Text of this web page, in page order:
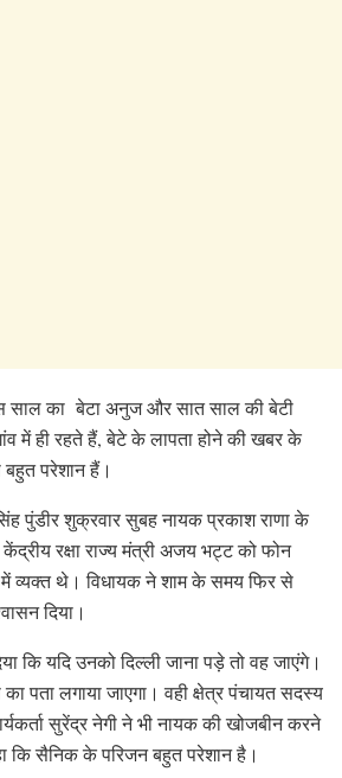
साल का बेटा अनुज और सात साल की बेटी
में ही रहते हैं, बेटे के लापता होने की खबर के
बहुत परेशान हैं।
पुंडीर शुक्रवार सुबह नायक प्रकाश राणा के
रक्षा राज्य मंत्री अजय भट्ट को फोन
में व्यक्त थे। विधायक ने शाम के समय फिर से
दिया।
कि यदि उनको दिल्ली जाना पड़े तो वह जाएंगे।
पता लगाया जाएगा। वही क्षेत्र पंचायत सदस्य
सुरेंद्र नेगी ने भी नायक की खोजबीन करने
कि सैनिक के परिजन बहुत परेशान है।